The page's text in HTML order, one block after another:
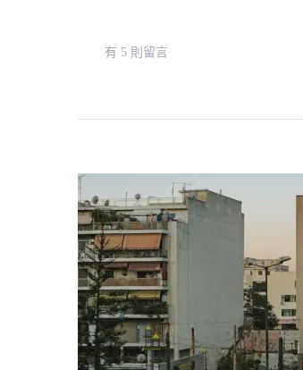
To
Centre
From
Athens
International
Airport〉
中
在
可
行
嗎？
關
於
在
雅
有 5 則留言